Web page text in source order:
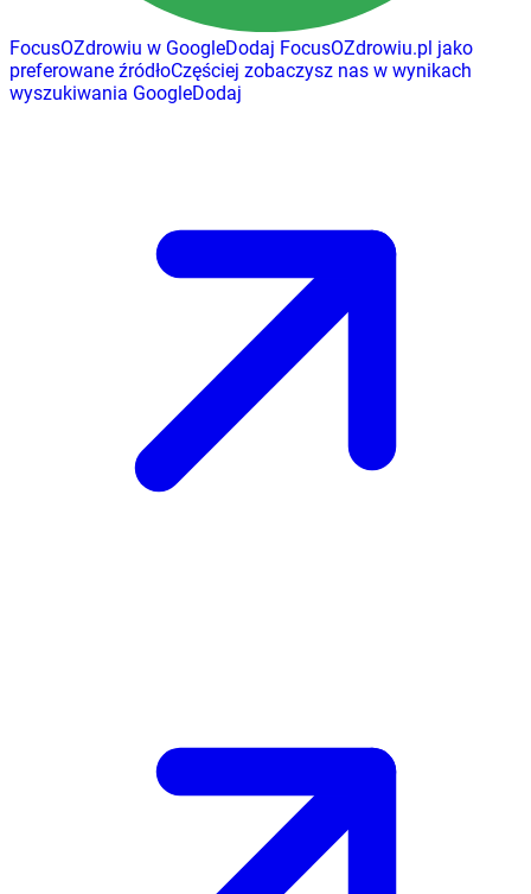
FocusOZdrowiu w GoogleDodaj FocusOZdrowiu.pl jako
preferowane źródłoCzęściej zobaczysz nas w wynikach
wyszukiwania GoogleDodaj